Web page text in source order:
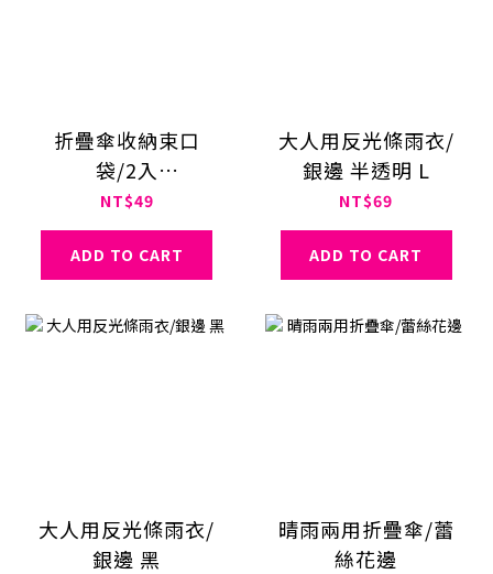
折疊傘收納束口
袋/2入
13×33×6cm
NT$49
ADD TO CART
大人用反光條雨衣/
銀邊 半透明 L
NT$69
ADD TO CART
大人用反光條雨衣/
銀邊 黑
晴雨兩用折疊傘/蕾
絲花邊